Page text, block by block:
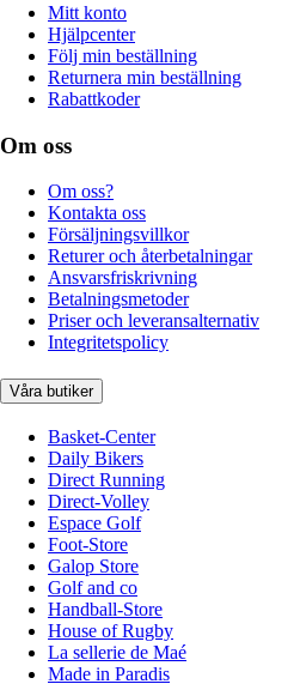
Mitt konto
Hjälpcenter
Följ min beställning
Returnera min beställning
Rabattkoder
Om oss
Om oss?
Kontakta oss
Försäljningsvillkor
Returer och återbetalningar
Ansvarsfriskrivning
Betalningsmetoder
Priser och leveransalternativ
Integritetspolicy
Våra butiker
Basket-Center
Daily Bikers
Direct Running
Direct-Volley
Espace Golf
Foot-Store
Galop Store
Golf and co
Handball-Store
House of Rugby
La sellerie de Maé
Made in Paradis